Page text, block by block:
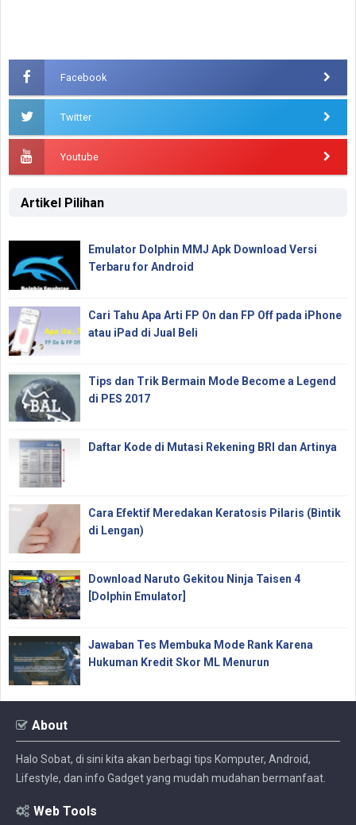
Facebook
Twitter
Youtube
Artikel Pilihan
Emulator Dolphin MMJ Apk Download Versi
Terbaru for Android
Cari Tahu Apa Arti FP On dan FP Off pada iPhone
atau iPad di Jual Beli
Tips dan Trik Bermain Mode Become a Legend
di PES 2017
Daftar Kode di Mutasi Rekening BRI dan Artinya
Cara Efektif Meredakan Keratosis Pilaris (Bintik
di Lengan)
Download Naruto Gekitou Ninja Taisen 4
[Dolphin Emulator]
Jawaban Tes Membuka Mode Rank Karena
Hukuman Kredit Skor ML Menurun
About
Halo Sobat, di sini kita akan berbagi tips Komputer, Android,
Lifestyle, dan info Gadget yang mudah mudahan bermanfaat.
Web Tools